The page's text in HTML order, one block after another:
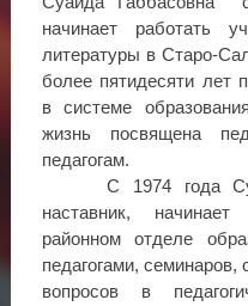
начинает работать
литературы в Старо-
более пятидесяти лет
в системе
жизнь посвящена
педагогам.
С 1974 года
наставник,
районном отделе
педагогами,
вопросов в